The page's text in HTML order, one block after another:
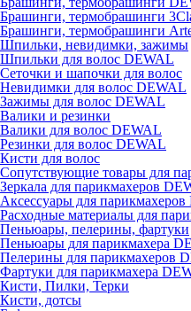
Брашинги, термобрашинги
Брашинги, термобрашинги
Шпильки, невидимки, зажимы
Шпильки для волос DEWAL
Сеточки и шапочки для волос
Невидимки для волос DEWAL
Зажимы для волос DEWAL
Валики и резинки
Валики для волос DEWAL
Резинки для волос DEWAL
Кисти для волос
Сопутствующие товары для
Зеркала для парикмахеров
Аксессуары для
Расходные материалы для
Пеньюары, пелерины, фартуки
Пеньюары для парикмахера
Пелерины для парикмахеров
Фартуки для парикмахера
Кисти, Пилки, Терки
Кисти, дотсы